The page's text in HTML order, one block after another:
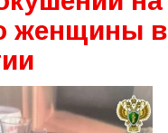
женщины в